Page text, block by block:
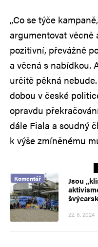
„Co se týče
argumentovat věcně
pozitivní, převážně
a věcná s nabídkou.
určitě pěkná
dobou v české
opravdu
dále Fiala a soudný
k výše zmíněnému
Komentář
Jsou
22. 6. 2024